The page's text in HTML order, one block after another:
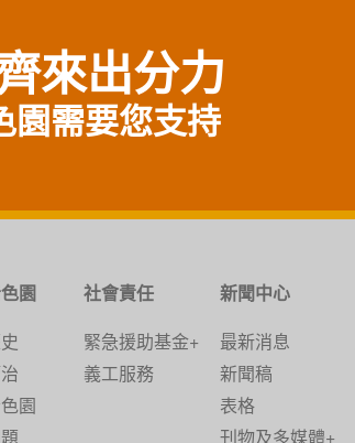
來出分力
園需要您支持
園
園
社會責任
緊急援助基金+
義工服務
新聞中心
最新消息
新聞稿
表格
刊物及多媒體+